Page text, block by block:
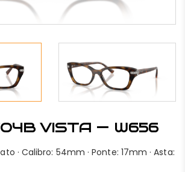
VISTA — W656
· Calibro: 54mm · Ponte: 17mm · Asta: